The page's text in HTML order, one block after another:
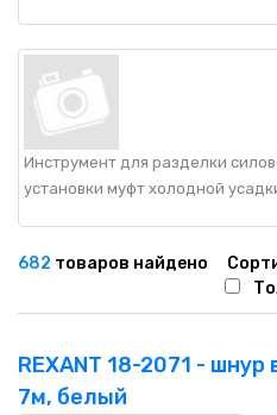
Инструмент для разделки
установки муфт холодной
682 товаров найдено
REXANT 18-2071 -
7м, белый